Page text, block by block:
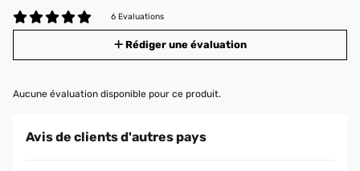
6 Evaluations
Rédiger une évaluation
Aucune évaluation disponible pour ce produit.
Avis de clients d'autres pays